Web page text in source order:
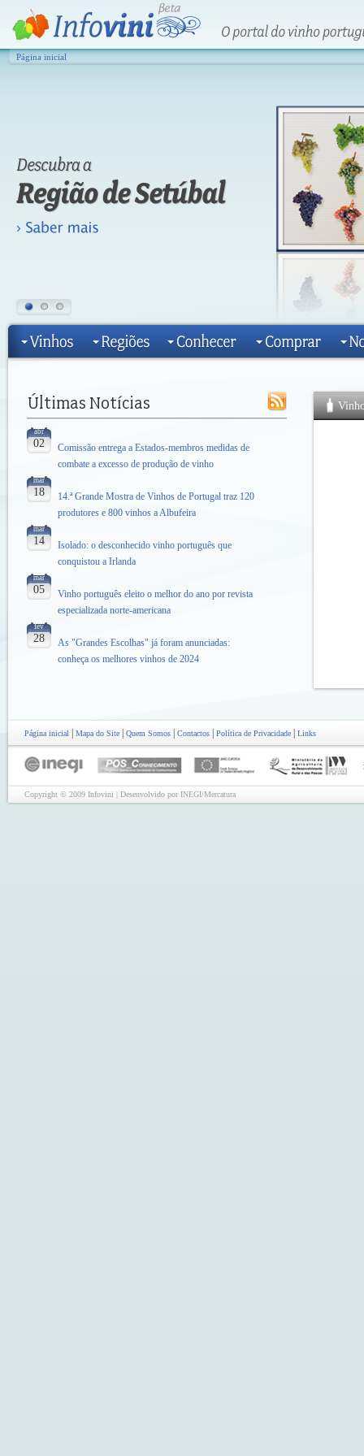
Página inicial
abr
02
Comissão entrega a Estados-membros medidas de
combate a excesso de produção de vinho
mar
18
14.ª Grande Mostra de Vinhos de Portugal traz 120
produtores e 800 vinhos a Albufeira
mar
14
Isolado: o desconhecido vinho português que
conquistou a Irlanda
mar
05
Vinho português eleito o melhor do ano por revista
especializada norte-americana
fev
28
As "Grandes Escolhas" já foram anunciadas:
conheça os melhores vinhos de 2024
Página inicial Mapa do Site Quem Somos Contactos Política de Privacidade Links
Copyright © 2009 Infovini | Desenvolvido por INEGI/Mercatura